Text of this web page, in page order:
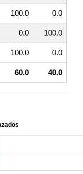
100.0 0.0
0.0 100.0
100.0 0.0
60.0 40.0